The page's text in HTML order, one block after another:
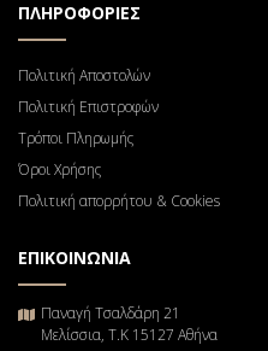
ΠΛΗΡΟΦΟΡΙΕΣ
Πολιτική Αποστολών
Πολιτική Επιστροφών
Τρόποι Πληρωμής
Όροι Χρήσης
Πολιτική απορρήτου & Cookies
ΕΠΙΚΟΙΝΩΝΙΑ
Παναγή Τσαλδάρη 21
Μελίσσια, Τ.Κ 15127 Αθήνα